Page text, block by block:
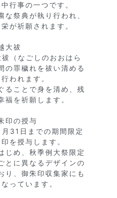
行事の一つです。
な祭典が執り行われ、
が祈願されます。
大祓
（なごしのおおはら
の罪穢れを祓い清める
われます。
ることで身を清め、残
福を祈願します。
印の授与
31日までの期間限定
を授与します。
じめ、秋季例大祭限定
とに異なるデザインの
り、御朱印収集家にも
っています。